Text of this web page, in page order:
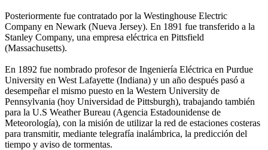
Posteriormente fue contratado por la Westinghouse Electric
Company en Newark (Nueva Jersey). En 1891 fue transferido a la
Stanley Company, una empresa eléctrica en Pittsfield
(Massachusetts).
En 1892 fue nombrado profesor de Ingeniería Eléctrica en Purdue
University en West Lafayette (Indiana) y un año después pasó a
desempeñar el mismo puesto en la Western University de
Pennsylvania (hoy Universidad de Pittsburgh), trabajando también
para la U.S Weather Bureau (Agencia Estadounidense de
Meteorología), con la misión de utilizar la red de estaciones costeras
para transmitir, mediante telegrafía inalámbrica, la predicción del
tiempo y aviso de tormentas.